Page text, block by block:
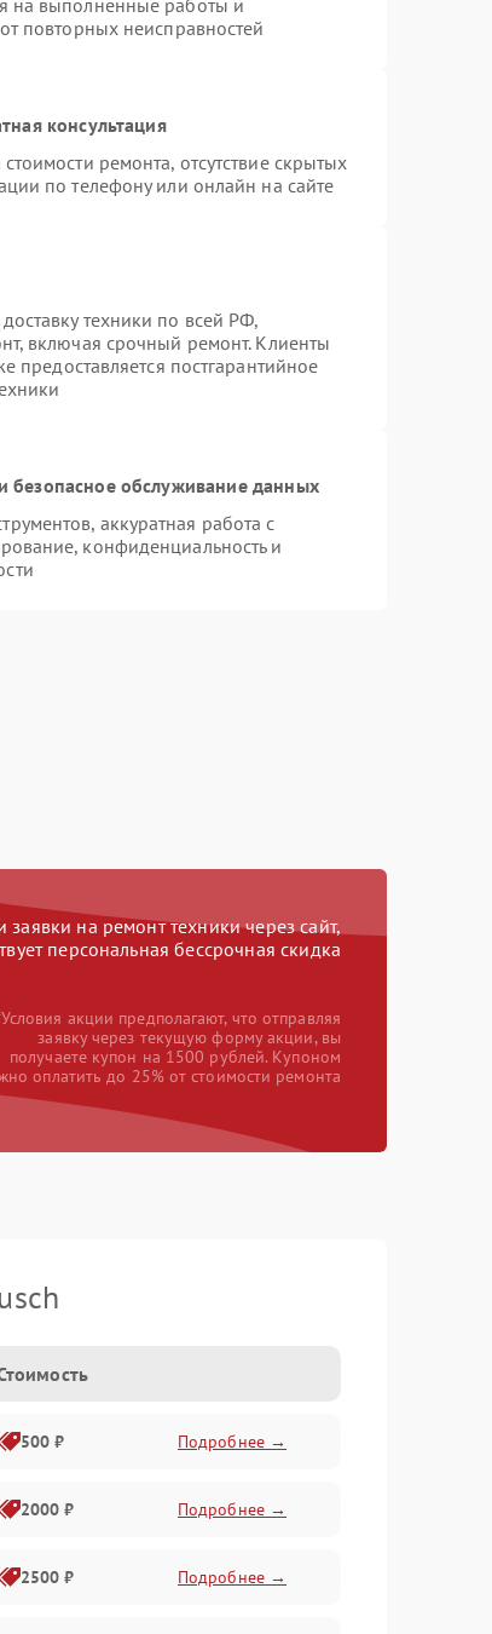
на выполненные работы и
повторных неисправностей
консультация
ремонта, отсутствие скрытых
по телефону или онлайн на сайте
техники по всей РФ,
включая срочный ремонт. Клиенты
предоставляется постгарантийное
обслуживание данных
аккуратная работа с
конфиденциальность и
на ремонт техники через сайт,
персональная бессрочная скидка
акции предполагают, что отправляя
заявку через текущую форму акции, вы
получаете купон на 1500 рублей. Купоном
оплатить до 25% от стоимости ремонта
500 ₽ Подробнее →
2000 ₽ Подробнее →
2500 ₽ Подробнее →